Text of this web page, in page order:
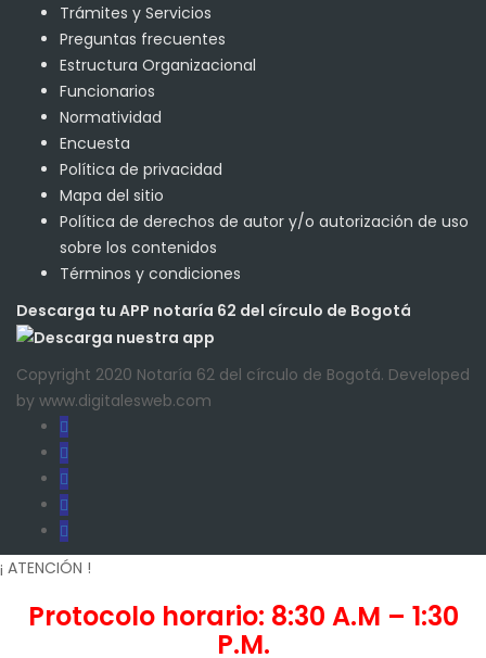
Trámites y Servicios
Preguntas frecuentes
Estructura Organizacional
Funcionarios
Normatividad
Encuesta
Política de privacidad
Mapa del sitio
Política de derechos de autor y/o autorización de uso
sobre los contenidos
Términos y condiciones
Descarga tu APP notaría 62 del círculo de Bogotá
Copyright 2020 Notaría 62 del círculo de Bogotá. Developed
by www.digitalesweb.com
¡ ATENCIÓN !
Protocolo horario: 8:30 A.M – 1:30
P.M.